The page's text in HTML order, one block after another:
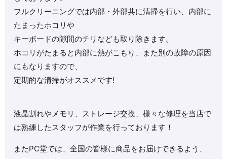
フルクリーニングでは内部・外部共に清掃を行い、内部に
たまったホコリや
キーボードの隙間のチリなども取り除きます。
ホコリがたまると内部に熱がこもり、また別の故障の原因
にもなりますので、
定期的な清掃がオススメです!
液晶割れやメモリ、ストレージ交換、様々な修理を当店で
は熟練したスタッフが作業を行っております！
またPC堂では、全国の皆様に商品をお届けできるよう、